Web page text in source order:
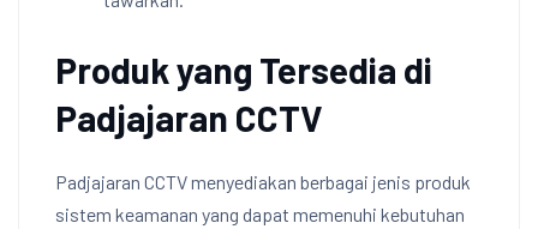
Produk yang Tersedia di
Padjajaran CCTV
Padjajaran CCTV menyediakan berbagai jenis produk
sistem keamanan yang dapat memenuhi kebutuhan